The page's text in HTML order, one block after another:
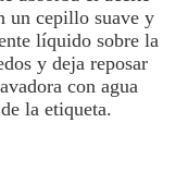
un cepillo suave y
líquido sobre la
y deja reposar
con agua
la etiqueta.